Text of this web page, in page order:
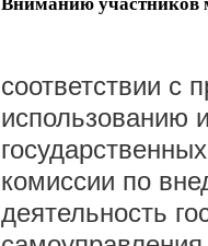
соответствии с
использованию
комиссии по
деятельность